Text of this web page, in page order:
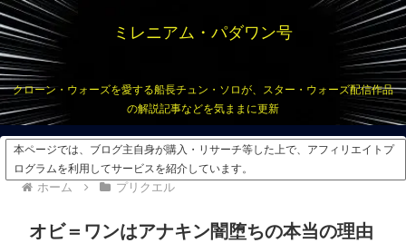
ミレニアム・パダワン号
クローン・ウォーズを愛する船長チュン・ソロが、スター・ウォーズ配信作品
の解説記事などを気ままに更新
本ページでは、ブログ主自身が購入・リサーチ等した上で、アフィリエイトプ
ログラムを利用してサービスを紹介しています。
ホーム プリクエル
オビ＝ワンはアナキン闇堕ちの本当の理由